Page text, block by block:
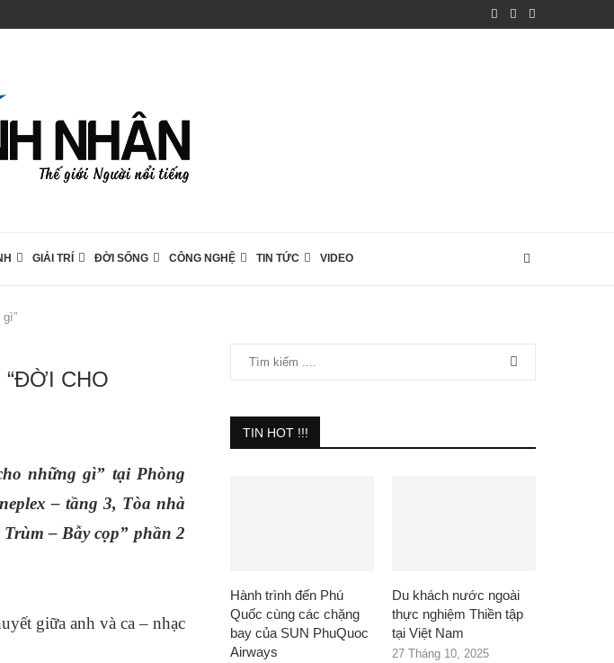
GIẢI TRÍ ĐỜI SỐNG CÔNG NGHỆ TIN TỨC VIDEO
CHO
những gì” tại Phòng
– tầng 3, Tòa nhà
– Bẫy cọp” phần 2
giữa anh và ca – nhạc
TIN HOT !!!
Hành trình đến Phú
Quốc cùng các chặng
bay của SUN PhuQuoc
Airways
Du khách nước ngoài
thực nghiệm Thiền tập
tại Việt Nam
27 Tháng 10, 2025